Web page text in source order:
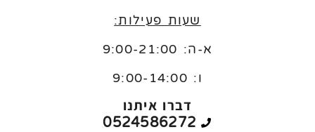
שעות פעילות:
א-ה: 9:00-21:00
ו: 9:00-14:00
דברו איתנו
0524586272